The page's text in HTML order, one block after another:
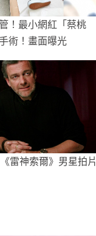
！最小網紅「蔡桃
術！畫面曝光
雷神索爾》男星拍片